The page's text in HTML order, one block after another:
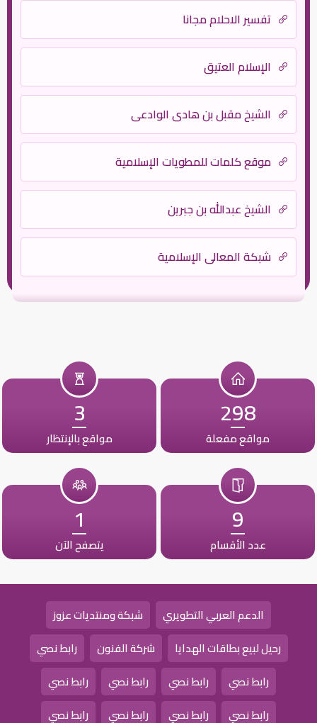
تفسير الاحلام مجانا
الإسلام العتيق
الشيخ مقبل بن هادي الوادعي
موقع كلمات للمطويات الإسلامية
الشيخ عبدالله بن جبرين
شبكة المعالي الإسلامية
298
مواقع مفعلة
3
مواقع بالإنتظار
9
عدد الأقسام
1
يتصفح الآن
الدعم العربي التطويري
شبكة ومنتديات عزوز
رحيل لبيع بطاقات الهدايا
شركة الفنون
رابط نصي
رابط نصي
رابط نصي رابط نصي
رابط نصي
رابط نصي
رابط نصي رابط نصي رابط نصي